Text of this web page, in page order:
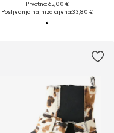
Prvotno: 65,00 €
Posljednja najniža cijena:33,80 €